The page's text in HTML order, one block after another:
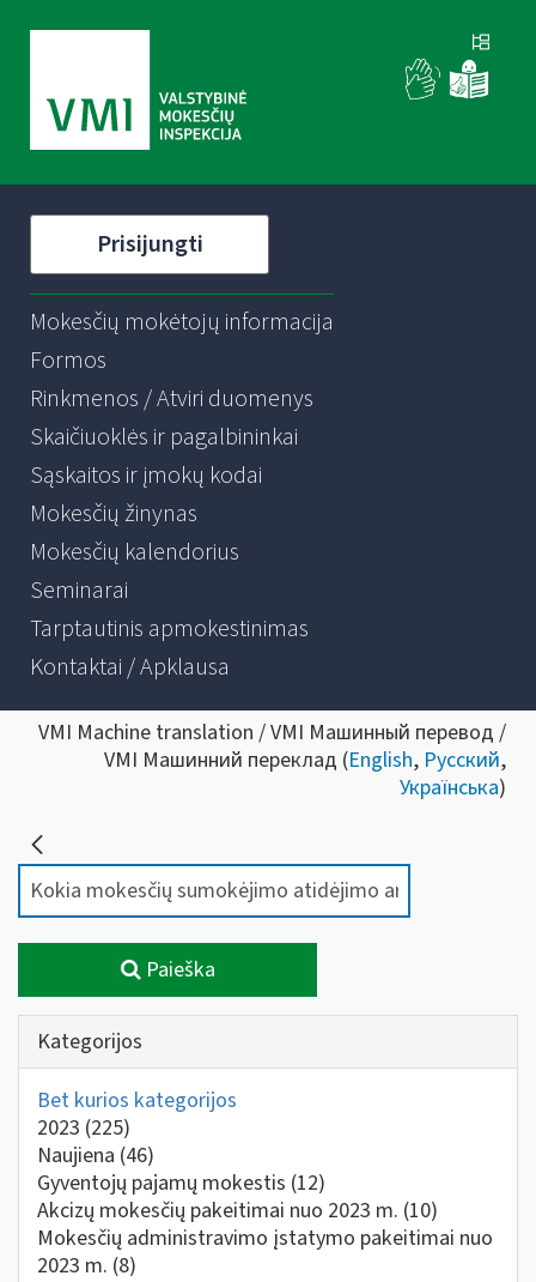
Prisijungti
Mokesčių mokėtojų informacija
Formos
Rinkmenos / Atviri duomenys
Skaičiuoklės ir pagalbininkai
Sąskaitos ir įmokų kodai
Mokesčių žinynas
Mokesčių kalendorius
Seminarai
Tarptautinis apmokestinimas
Kontaktai / Apklausa
VMI Machine translation / VMI Машинный перевод /
VMI Машинний переклад (English, Русский,
Українська)
Paieška
Kategorijos
Bet kurios kategorijos
2023 (225)
Naujiena (46)
Gyventojų pajamų mokestis (12)
Akcizų mokesčių pakeitimai nuo 2023 m. (10)
Mokesčių administravimo įstatymo pakeitimai nuo
2023 m. (8)